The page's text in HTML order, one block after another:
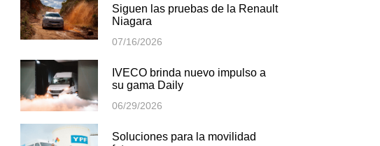
Siguen las pruebas de la Renault
Niagara
07/16/2026
IVECO brinda nuevo impulso a
su gama Daily
06/29/2026
Soluciones para la movilidad